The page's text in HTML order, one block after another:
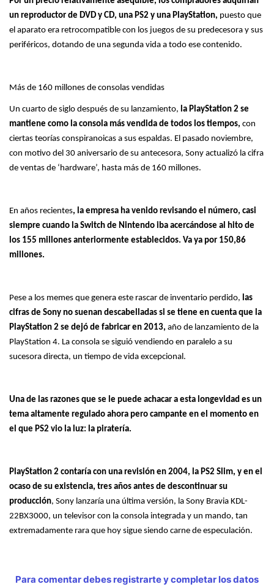
un reproductor de DVD y CD, una PS2 y una PlayStation, puesto que
el aparato era retrocompatible con los juegos de su predecesora y sus
periféricos, dotando de una segunda vida a todo ese contenido.
Más de 160 millones de consolas vendidas
Un cuarto de siglo después de su lanzamiento, la PlayStation 2 se
mantiene como la consola más vendida de todos los tiempos, con
ciertas teorías conspiranoicas a sus espaldas. El pasado noviembre,
con motivo del 30 aniversario de su antecesora, Sony actualizó la cifra
de ventas de ‘hardware’, hasta más de 160 millones.
En años recientes, la empresa ha venido revisando el número, casi
siempre cuando la Switch de Nintendo iba acercándose al hito de
los 155 millones anteriormente establecidos. Va ya por 150,86
millones.
Pese a los memes que genera este rascar de inventario perdido, las
cifras de Sony no suenan descabelladas si se tiene en cuenta que la
PlayStation 2 se dejó de fabricar en 2013, año de lanzamiento de la
PlayStation 4. La consola se siguió vendiendo en paralelo a su
sucesora directa, un tiempo de vida excepcional.
Una de las razones que se le puede achacar a esta longevidad es un
tema altamente regulado ahora pero campante en el momento en
el que PS2 vio la luz: la piratería.
PlayStation 2 contaría con una revisión en 2004, la PS2 Slim, y en el
ocaso de su existencia, tres años antes de descontinuar su
producción, Sony lanzaría una última versión, la Sony Bravia KDL-
22BX3000, un televisor con la consola integrada y un mando, tan
extremadamente rara que hoy sigue siendo carne de especulación.
Para comentar debes registrarte y completar los datos